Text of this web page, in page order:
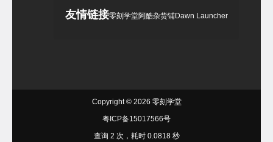
友情链接零刻学堂阿酷杂货铺Dawn Launcher
Copyright © 2026 零刻学堂
粤ICP备15017566号
查询 2 次，耗时 0.0818 秒